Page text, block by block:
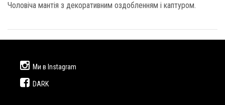
Чоловіча мантія з декоративним оздобленням і каптуром.
Ми в Instagram
DARK